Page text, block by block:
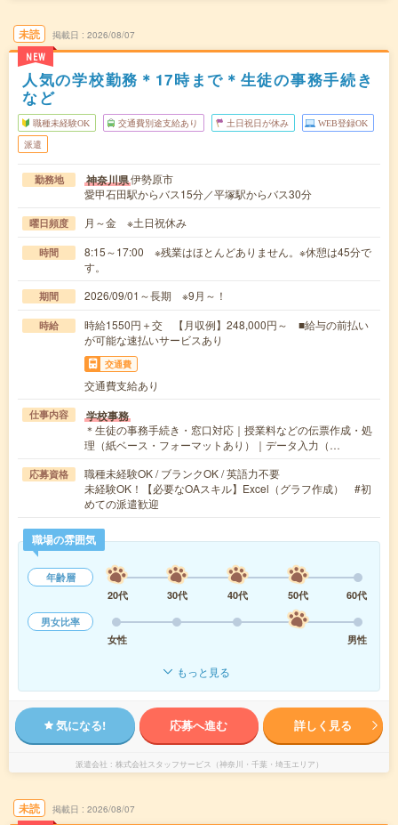
未読
NEW
掲載日 2026/08/07
人気の学校勤務＊17時まで＊生徒の事務手続き
など
職種未経験OK 交通費別途支給あり 土日祝日が休み WEB登録OK
派遣
勤務地 神奈川県伊勢原市
愛甲石田駅からバス15分／平塚駅からバス30分
曜日頻度 月～金 ※土日祝休み
時間
8:15～17:00 ※残業はほとんどありません。※休憩は45分で
す。
期間 2026/09/01～長期 ※9月～！
時給
時給1550円＋交 【月収例】248,000円～ ■給与の前払い
が可能な速払いサービスあり
交通費
交通費支給あり
仕事内容 学校事務
＊生徒の事務手続き・窓口対応｜授業料などの伝票作成・処
理（紙ベース・フォーマットあり）｜データ入力（…
応募資格
職種未経験OK / ブランクOK / 英語力不要
未経験OK！【必要なOAスキル】Excel（グラフ作成） #初
めての派遣歓迎
職場の雰囲気
年齢層
20代
30代 40代 50代
60代
男女比率
女性
男性
もっと見る
気になる! 応募へ進む 詳しく見る
派遣会社 株式会社スタッフサービス（神奈川・千葉・埼玉エリア）
未読 掲載日 2026/08/07